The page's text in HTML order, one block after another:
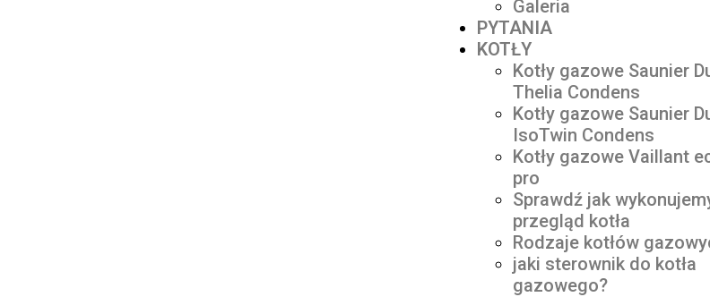
Galeria
PYTANIA
KOTŁY
Kotły gazowe Saunier
Thelia Condens
Kotły gazowe Saunier
IsoTwin Condens
Kotły gazowe Vaillant
pro
Sprawdź jak
przegląd kotła
Rodzaje kotłów
jaki sterownik do kotła
gazowego?